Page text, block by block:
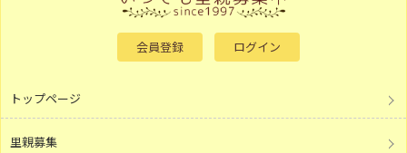
会員登録 ログイン
トップページ
里親募集